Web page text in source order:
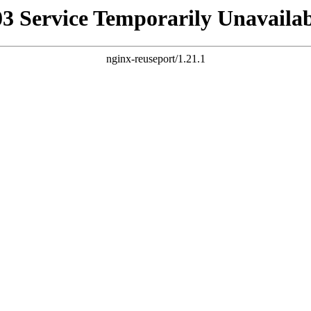
Service Temporarily
nginx-reuseport/1.21.1